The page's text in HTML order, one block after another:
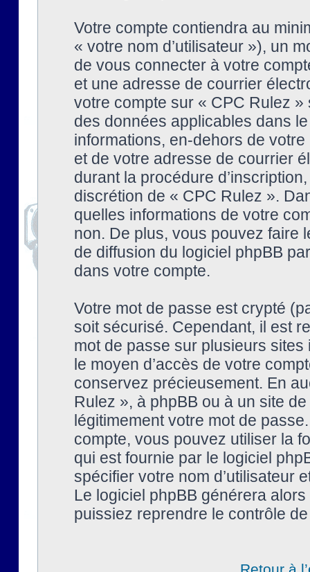
Votre compte contiendra au
« votre nom d’utilisateur »), un
de vous connecter à votre
et une adresse de courrier
votre compte sur « CPC Rulez
des données applicables dans
informations, en-dehors de
et de votre adresse de courrier
durant la procédure
discrétion de « CPC Rulez ».
quelles informations de votre
non. De plus, vous pouvez faire
de diffusion du logiciel phpBB
dans votre compte.
Votre mot de passe est crypté
soit sécurisé. Cependant, il est
mot de passe sur plusieurs
le moyen d’accès de votre
conservez précieusement. En
Rulez », à phpBB ou à un site
légitimement votre mot de
compte, vous pouvez utiliser la
qui est fournie par le logiciel
spécifier votre nom d’utilisateur
Le logiciel phpBB générera
puissiez reprendre le contrôle